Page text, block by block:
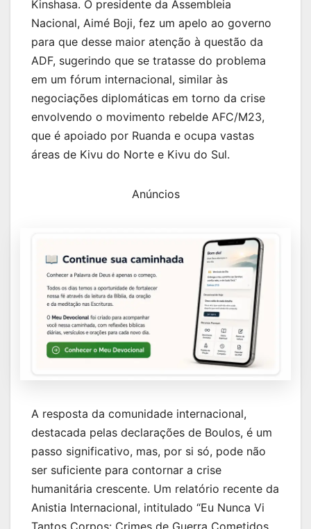
Kinshasa. O presidente da Assembleia
Nacional, Aimé Boji, fez um apelo ao governo
para que desse maior atenção à questão da
ADF, sugerindo que se tratasse do problema
em um fórum internacional, similar às
negociações diplomáticas em torno da crise
envolvendo o movimento rebelde AFC/M23,
que é apoiado por Ruanda e ocupa vastas
áreas de Kivu do Norte e Kivu do Sul.
Anúncios
A resposta da comunidade internacional,
destacada pelas declarações de Boulos, é um
passo significativo, mas, por si só, pode não
ser suficiente para contornar a crise
humanitária crescente. Um relatório recente da
Anistia Internacional, intitulado “Eu Nunca Vi